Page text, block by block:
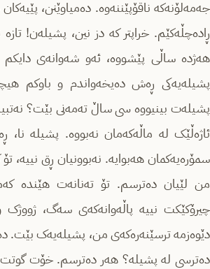
جەمەلۆنەکە ناقۆپێننەوە. دەمیاوێنن،
ڕادەچڵەکێم. خراپتر کە دز نین، پشیلەن!
هەژدە ساڵی پێشووە، ئەو شەوانەی دایکم
پشیلەیەکی ڕەش دەیخەواندم و باوکم
پشیلەت بینیووە سی ساڵ تەمەنی بێت؟
ئاژەڵێک لە ماڵەکەمان نەبووە. پشیلە نا،
سمۆرەیەکمان هەبوایە. نەبوونیان ڕق نییە، تۆ
من لێیان دەترسم. تۆ تەنانەت هێندە
چیرۆکێکت نییە پاڵەوانەکەی سەگ، ژووژک
دێوەزمە ترسێنەرەکەی من، پشیلەیەک بێت.
دەترسی لە پشیلە؟ هەر دەترسم. خۆت